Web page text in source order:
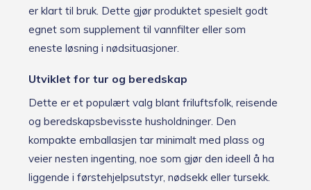
er klart til bruk. Dette gjør produktet spesielt godt
egnet som supplement til vannfilter eller som
eneste løsning i nødsituasjoner.
Utviklet for tur og beredskap
Dette er et populært valg blant friluftsfolk, reisende
og beredskapsbevisste husholdninger. Den
kompakte emballasjen tar minimalt med plass og
veier nesten ingenting, noe som gjør den ideell å ha
liggende i førstehjelpsutstyr, nødsekk eller tursekk.